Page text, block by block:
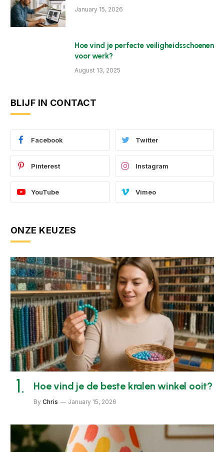
January 15, 2026
Hoe vind je perfecte veiligheidsschoenen
voor werk?
August 13, 2025
BLIJF IN CONTACT
Facebook Twitter
Pinterest Instagram
YouTube Vimeo
ONZE KEUZES
Hoe vind je de beste kralen winkel ooit?
By Chris January 15, 2026